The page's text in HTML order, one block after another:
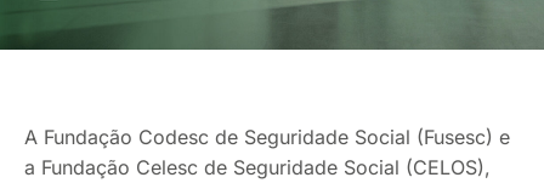
A Fundação Codesc de Seguridade Social (Fusesc) e
a Fundação Celesc de Seguridade Social (CELOS),